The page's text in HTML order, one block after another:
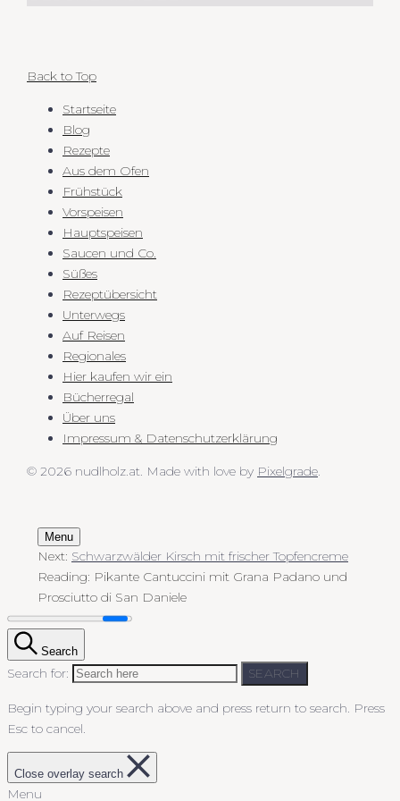
Back to Top
Startseite
Blog
Rezepte
Aus dem Ofen
Frühstück
Vorspeisen
Hauptspeisen
Saucen und Co.
Süßes
Rezeptübersicht
Unterwegs
Auf Reisen
Regionales
Hier kaufen wir ein
Bücherregal
Über uns
Impressum & Datenschutzerklärung
© 2026 nudlholz.at. Made with love by Pixelgrade.
Menu
Next: Schwarzwälder Kirsch mit frischer Topfencreme
Reading: Pikante Cantuccini mit Grana Padano und
Prosciutto di San Daniele
Search
Search for: SEARCH
Begin typing your search above and press return to search. Press
Esc to cancel.
Close overlay search
Menu